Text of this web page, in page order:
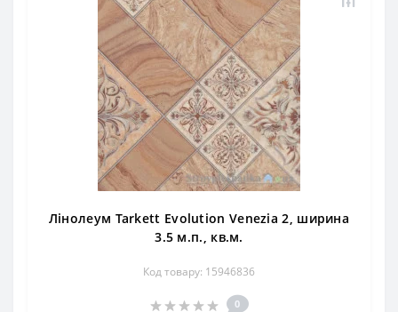
Лінолеум Tarkett Evolution Venezia 2, ширина
3.5 м.п., кв.м.
Код товару: 15946836
0